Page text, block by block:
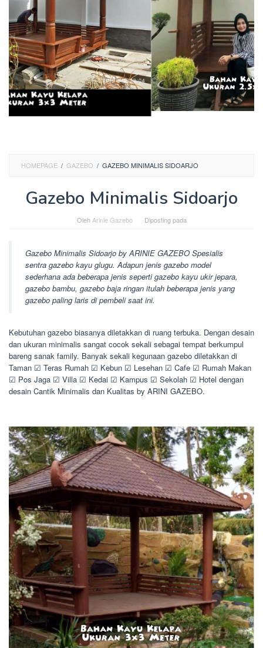
HOMEPAGE / GAZEBO / GAZEBO MINIMALIS SIDOARJO
Gazebo Minimalis Sidoarjo
Oleh Arinie Gazebo Diposting pada
Gazebo Minimalis Sidoarjo by ARINIE GAZEBO Spesialis
sentra gazebo kayu glugu. Adapun jenis gazebo model
sederhana ada beberapa jenis seperti gazebo kayu ukir jepara,
gazebo bambu, gazebo baja ringan itulah beberapa jenis yang
gazebo paling laris di pembeli saat ini.
Kebutuhan gazebo biasanya diletakkan di ruang terbuka. Dengan desain
dan ukuran minimalis sangat cocok sekali sebagai tempat berkumpul
bareng sanak family. Banyak sekali kegunaan gazebo diletakkan di
Taman ☑ Teras Rumah ☑ Kebun ☑ Lesehan ☑ Cafe ☑ Rumah Makan
☑ Pos Jaga ☑ Villa ☑ Kedai ☑ Kampus ☑ Sekolah ☑ Hotel dengan
desain Cantik Minimalis dan Kualitas by ARINI GAZEBO.